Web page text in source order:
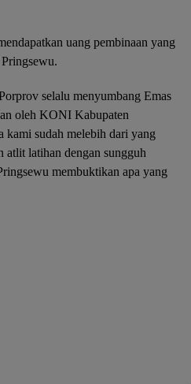
uang pembinaan yang
selalu menyumbang Emas
oleh KONI Kabupaten
sudah melebih dari yang
atlit latihan dengan sungguh
membuktikan apa yang